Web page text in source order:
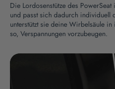
Die Lordosenstütze des
und passt sich dadurch individuell
unterstützt sie deine Wirbelsäule
so, Verspannungen vorzubeugen.